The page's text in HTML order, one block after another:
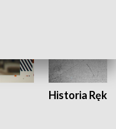
Historia Ręką